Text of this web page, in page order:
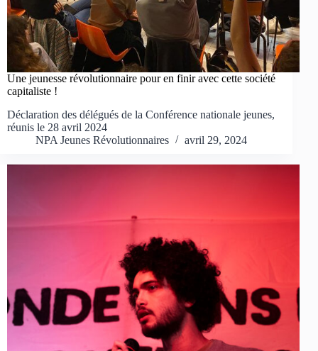
Une jeunesse révolutionnaire pour en finir avec cette société
capitaliste !
Déclaration des délégués de la Conférence nationale jeunes,
réunis le 28 avril 2024
NPA Jeunes Révolutionnaires
avril 29, 2024